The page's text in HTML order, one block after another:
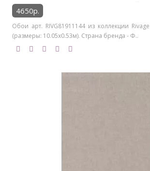
4650р.
Обои арт. RIVG81911144 из коллекции
(размеры: 10.05х0.53м). Страна бренда - Ф..